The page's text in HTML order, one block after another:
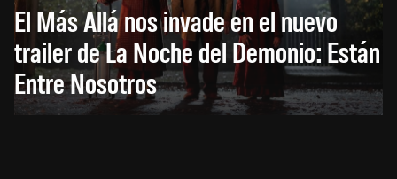
El Más Allá nos invade en el nuevo
trailer de La Noche del Demonio: Están
Entre Nosotros